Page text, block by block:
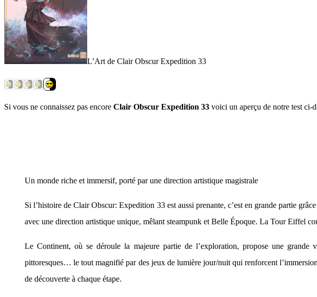
L’Art de Clair Obscur Expedition 33
Si vous ne connaissez pas encore Clair Obscur Expedition 33 voici un aperçu de notre test ci-
Un monde riche et immersif, porté par une direction artistique magistrale
Si l’histoire de Clair Obscur: Expedition 33 est aussi prenante, c’est en grande partie
avec une direction artistique unique, mêlant steampunk et Belle Époque. La Tour Eiffel
Le Continent, où se déroule la majeure partie de l’exploration, propose une grande
pittoresques… le tout magnifié par des jeux de lumière jour/nuit qui renforcent
de découverte à chaque étape.